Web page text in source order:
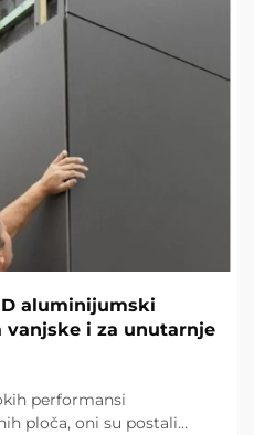
aluminijumski
i za unutarnje
performansi
ploča, oni su postali